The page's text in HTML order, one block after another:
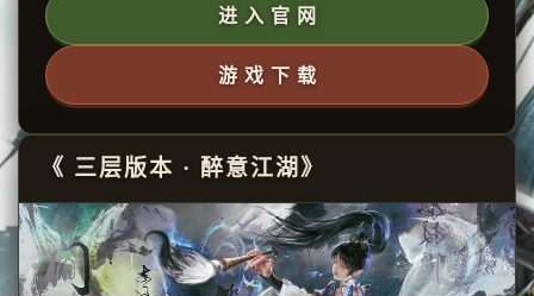
进 入 官 网
游 戏 下 载
《 三层版本 · 醉意江湖》